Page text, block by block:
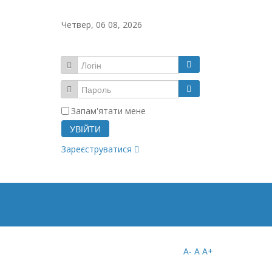
Четвер, 06 08, 2026
Запам'ятати мене
УВІЙТИ
Зареєструватися
A- A A+